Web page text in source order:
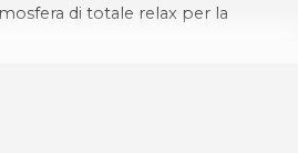
di totale relax per la